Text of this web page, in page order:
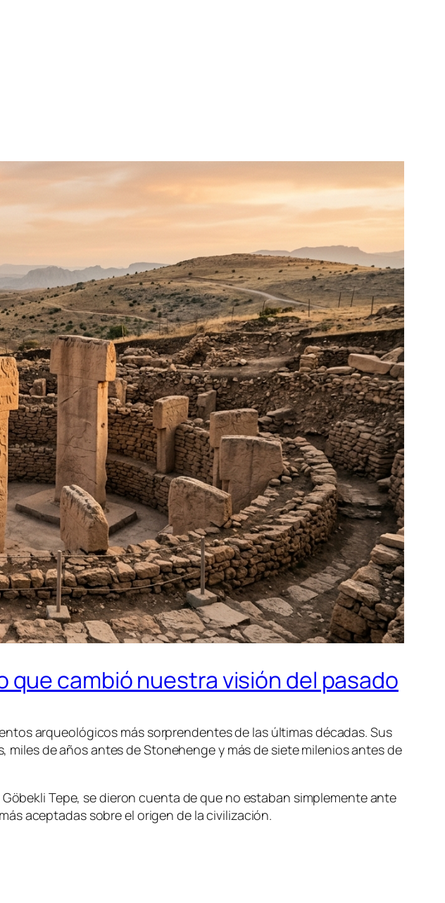
cambió nuestra visión del pasado
arqueológicos más sorprendentes de las últimas décadas. Sus
de años antes de Stonehenge y más de siete milenios antes de
Tepe, se dieron cuenta de que no estaban simplemente ante
aceptadas sobre el origen de la civilización.